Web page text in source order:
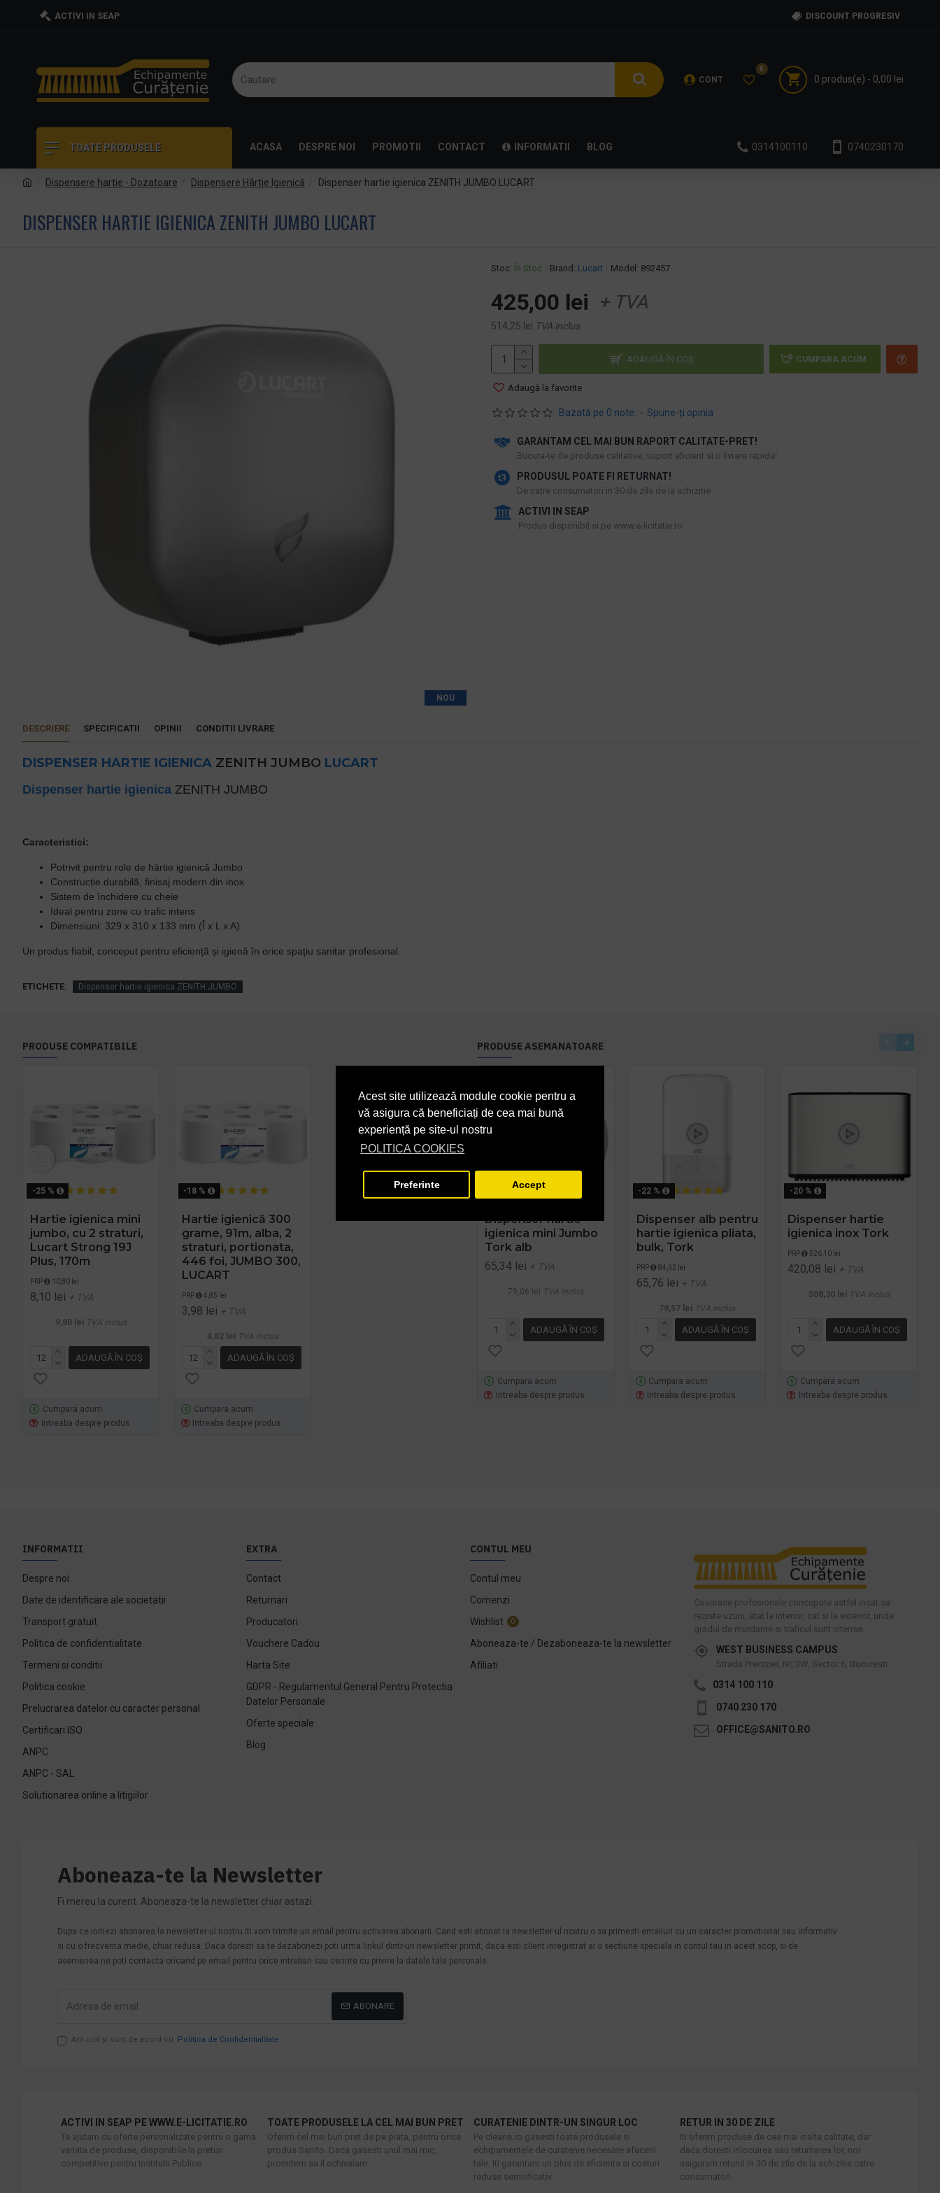
Acest site utilizează module cookie pentru a
vă asigura că beneficiați de cea mai bună
experiență pe site-ul nostru
POLITICA COOKIES
Preferinte Accept
ACTIVI IN SEAP DISCOUNT PROGRESIV
CONT
0
0 produs(e) - 0,00 lei
TOATE PRODUSELE ACASA DESPRE NOI PROMOTII CONTACT INFORMATII BLOG 0314100110 0740230170
Dispensere hartie - Dozatoare Dispensere Hârtie Igienică Dispenser hartie igienica ZENITH JUMBO LUCART
DISPENSER HARTIE IGIENICA ZENITH JUMBO LUCART
NOU
Stoc: În Stoc Brand: Lucart Model: 892457
Bazată pe 0 note. - Spune-ţi opinia
425,00 lei + TVA
514,25 lei TVA inclus
ADAUGĂ ÎN COŞ CUMPARA ACUM
Adaugă la favorite
GARANTAM CEL MAI BUN RAPORT CALITATE-PRET!
​Bucura-te de produse calitative, suport eficient si o livrare rapida!
PRODUSUL POATE FI RETURNAT!
De catre consumatori in 30 de zile de la achizitie
ACTIVI IN SEAP
Produs disponibil si pe www.e-licitatie.ro
DESCRIERE SPECIFICATII OPINII CONDITII LIVRARE
DISPENSER HARTIE IGIENICA ZENITH JUMBO LUCART
Dispenser hartie igienica ZENITH JUMBO
Caracteristici:
Potrivit pentru role de hârtie igienică Jumbo
Construcție durabilă, finisaj modern din inox
Sistem de închidere cu cheie
Ideal pentru zone cu trafic intens
Dimensiuni: 329 x 310 x 133 mm (Î x L x A)
Un produs fiabil, conceput pentru eficiență și igienă în orice spațiu sanitar profesional.
ETICHETE: Dispenser hartie igienica ZENITH JUMBO
PRODUSE COMPATIBILE
-25 %
Hartie igienica mini
jumbo, cu 2 straturi,
Lucart Strong 19J
Plus, 170m
PRP 10,80 lei
8,10 lei + TVA
9,80 lei TVA inclus
ADAUGĂ ÎN COŞ
Cumpara acum
Intreaba despre produs
-18 %
Hartie igienică 300
grame, 91m, alba, 2
straturi, portionata,
446 foi, JUMBO 300,
LUCART
PRP 4,85 lei
3,98 lei + TVA
4,82 lei TVA inclus
ADAUGĂ ÎN COŞ
Cumpara acum
Intreaba despre produs
PRODUSE ASEMANATOARE
Dispenser hartie
igienica mini Jumbo
Tork alb
65,34 lei + TVA
79,06 lei TVA inclus
ADAUGĂ ÎN COŞ
Cumpara acum
Intreaba despre produs
-22 %
Dispenser alb pentru
hartie igienica pliata,
bulk, Tork
PRP 84,62 lei
65,76 lei + TVA
79,57 lei TVA inclus
ADAUGĂ ÎN COŞ
Cumpara acum
Intreaba despre produs
-20 %
Dispenser hartie
igienica inox Tork
PRP 526,10 lei
420,08 lei + TVA
508,30 lei TVA inclus
ADAUGĂ ÎN COŞ
Cumpara acum
Intreaba despre produs
INFORMATII
Despre noi
Date de identificare ale societatii
Transport gratuit
Politica de confidentialitate
Termeni si conditii
Politica cookie
Prelucrarea datelor cu caracter personal
Certificari ISO
ANPC
ANPC - SAL
Solutionarea online a litigiilor
EXTRA
Contact
Returnari
Producatori
Vouchere Cadou
Harta Site
GDPR - Regulamentul General Pentru Protectia
Datelor Personale
Oferte speciale
Blog
CONTUL MEU
Contul meu
Comenzi
Wishlist
0
Aboneaza-te / Dezaboneaza-te la newsletter
Afiliati
Covorase profesionale concepute astfel incat sa
reziste uzurii, atat la interior, cat si la exterior, unde
gradul de murdarire si traficul sunt intense.
WEST BUSINESS CAMPUS
Strada Preciziei, Nr, 3W, Sector 6, Bucuresti
0314 100 110
0740 230 170
OFFICE@SANITO.RO
Aboneaza-te la Newsletter
Fi mereu la curent. Aboneaza-te la newsletter chiar astazi.
Dupa ce initiezi abonarea la newsletter-ul nostru iti vom trimite un email pentru activarea abonarii. Cand esti abonat la newsletter-ul nostru o sa primesti emailuri cu un caracter promotional sau informativ
si cu o frecventa medie, chiar redusa. Daca doresti sa te dezabonezi poti urma linkul dintr-un newsletter primit, daca esti client inregistrat ai o sectiune speciala in contul tau in acest scop, si de
asemenea ne poti contacta oricand pe email pentru orice intrebari sau cerinte cu privire la datele tale personale.
ABONARE
Am citit şi sunt de acord cu Politica de Confidentialitate
ACTIVI IN SEAP PE WWW.E-LICITATIE.RO
Te ajutam cu oferte personalizate pentru o gama
variata de produse, disponibile la preturi
competitive pentru Institutii Publice.
TOATE PRODUSELE LA CEL MAI BUN PRET
Oferim cel mai bun pret de pe piata, pentru orice
produs Sanito. Daca gasesti unul mai mic,
promitem sa il echivalam.
CURATENIE DINTR-UN SINGUR LOC
Pe cleane.ro gasesti toate produsele si
echipamentele de curatenie necesare afacerii
tale. Iti garantam un plus de eficienta si costuri
reduse semnificativ.
RETUR IN 30 DE ZILE
Iti oferim produse de cea mai inalta calitate, dar
daca doresti inlocuirea sau returnarea lor, noi
asiguram returul in 30 de zile de la achizitie catre
consumatori.